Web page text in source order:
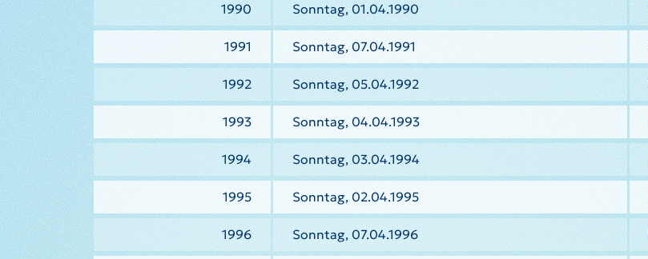
1990 Sonntag, 01.04.1990
1991 Sonntag, 07.04.1991
1992 Sonntag, 05.04.1992
1993 Sonntag, 04.04.1993
1994 Sonntag, 03.04.1994
1995 Sonntag, 02.04.1995
1996 Sonntag, 07.04.1996